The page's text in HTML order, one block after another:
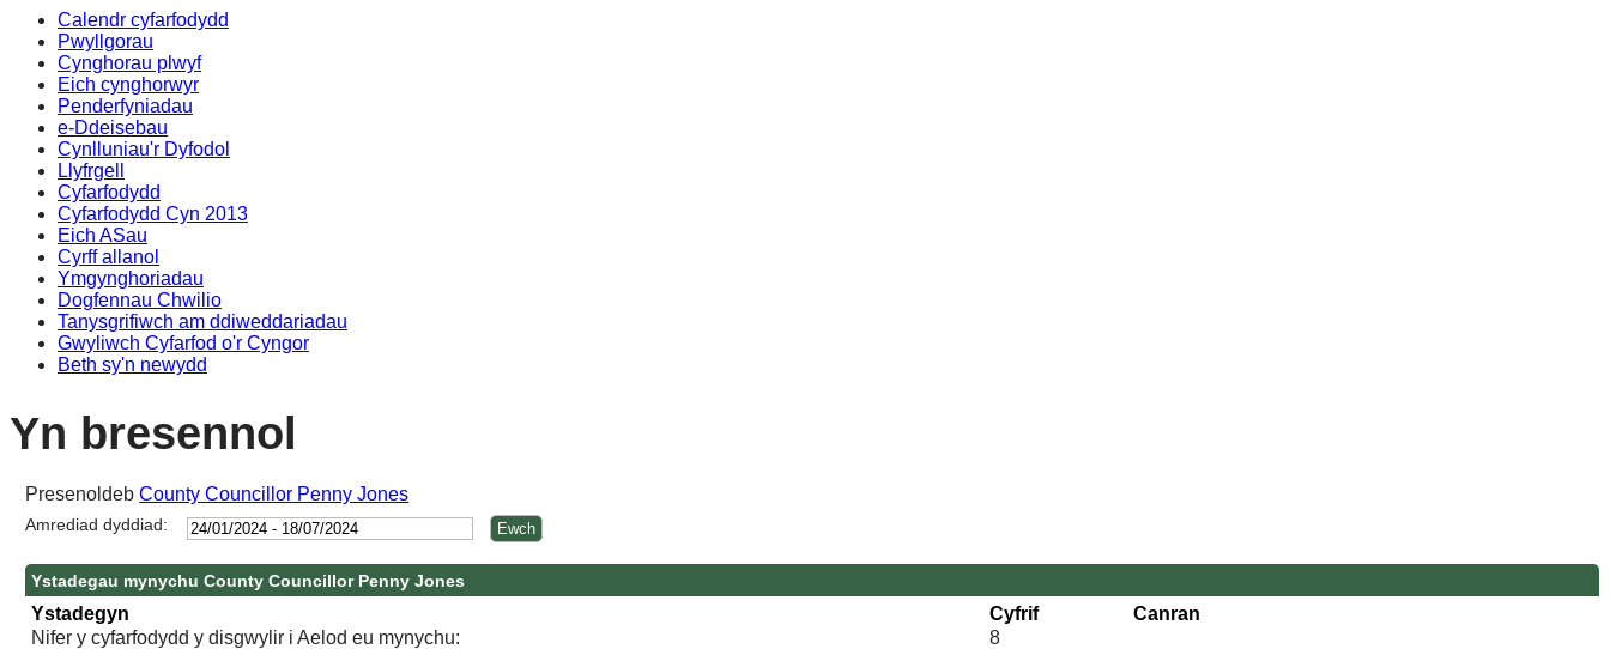
Calendr cyfarfodydd
Pwyllgorau
Cynghorau plwyf
Eich cynghorwyr
Penderfyniadau
e-Ddeisebau
Cynlluniau'r Dyfodol
Llyfrgell
Cyfarfodydd
Cyfarfodydd Cyn 2013
Eich ASau
Cyrff allanol
Ymgynghoriadau
Dogfennau Chwilio
Tanysgrifiwch am ddiweddariadau
Gwyliwch Cyfarfod o'r Cyngor
Beth sy'n newydd
Yn bresennol
PresenoldebCounty Councillor Penny Jones
Amrediad dyddiad:
Ystadegau mynychu County Councillor Penny Jones
Ystadegyn Cyfrif
Canran
Nifer y cyfarfodydd y disgwylir i Aelod eu mynychu:
8